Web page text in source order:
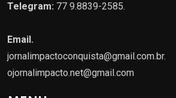
Telegram: 77 9.8839-2585.
Email.
jornalimpactoconquista@gmail.com.br.
ojornalimpacto.net@gmail.com